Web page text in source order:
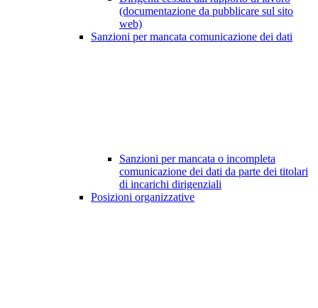
(documentazione da pubblicare sul sito
web)
Sanzioni per mancata comunicazione dei dati
Sanzioni per mancata o incompleta
comunicazione dei dati da parte dei titolari
di incarichi dirigenziali
Posizioni organizzative